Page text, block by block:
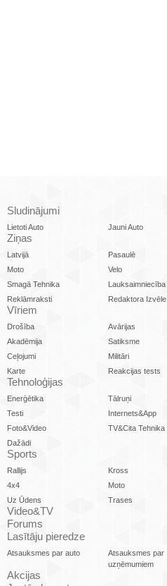
Sludinājumi
Lietoti Auto Jauni Auto
Ziņas
Latvijā Pasaulē
Moto
Velo
Smagā Tehnika
Lauksaimniecība
Reklāmraksti
Redaktora Izvēle
Vīriem
Drošība Avārijas
Akadēmija
Satiksme
Ceļojumi
Militāri
Karte
Reakcijas tests
Tehnoloģijas
Enerģētika Tālruņi
Testi
Internets&App
Foto&Video
TV&Cita Tehnika
Dažādi
Sports
Rallijs Kross
4x4
Moto
Uz Ūdens
Trases
Video&TV
Forums
Lasītāju pieredze
Atsauksmes par auto
Atsauksmes par
uzņēmumiem
Akcijas